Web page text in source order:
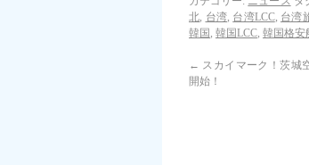
北, 台湾, 台湾LCC, 台湾
韓国 , 韓国LCC, 韓国格安
← スカイマーク！茨城
開始！